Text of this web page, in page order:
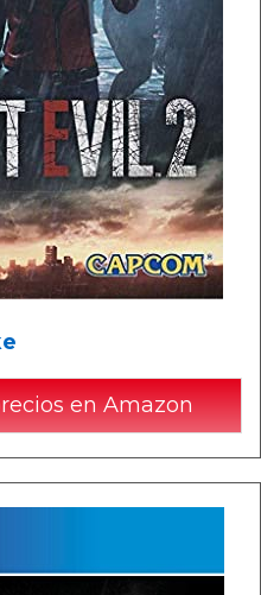
en Amazon